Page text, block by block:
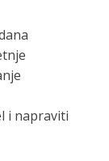
i napraviti